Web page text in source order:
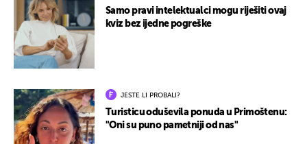
Samo pravi intelektualci mogu riješiti ovaj
kviz bez ijedne pogreške
JESTE LI PROBALI?
Turisticu oduševila ponuda u Primoštenu:
"Oni su puno pametniji od nas"